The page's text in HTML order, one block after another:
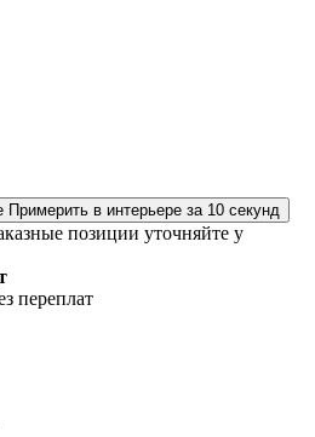
Примерить в интерьере за 10 секунд
позиции уточняйте у
переплат